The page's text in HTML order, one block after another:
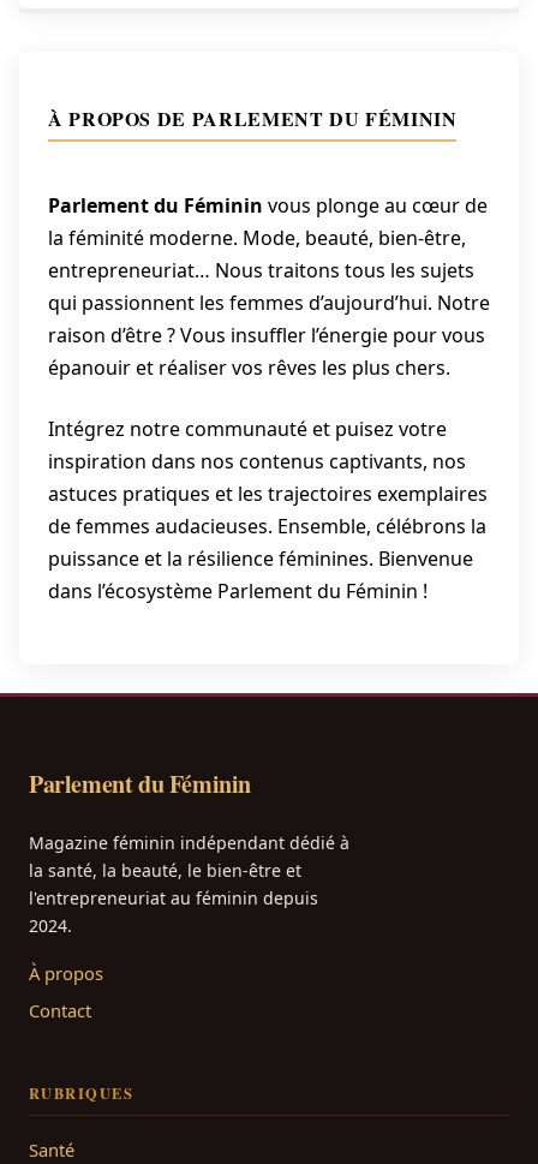
À PROPOS DE PARLEMENT DU FÉMININ
Parlement du Féminin vous plonge au cœur de
la féminité moderne. Mode, beauté, bien-être,
entrepreneuriat… Nous traitons tous les sujets
qui passionnent les femmes d’aujourd’hui. Notre
raison d’être ? Vous insuffler l’énergie pour vous
épanouir et réaliser vos rêves les plus chers.
Intégrez notre communauté et puisez votre
inspiration dans nos contenus captivants, nos
astuces pratiques et les trajectoires exemplaires
de femmes audacieuses. Ensemble, célébrons la
puissance et la résilience féminines. Bienvenue
dans l’écosystème Parlement du Féminin !
Parlement du Féminin
Magazine féminin indépendant dédié à
la santé, la beauté, le bien-être et
l'entrepreneuriat au féminin depuis
2024.
À propos
Contact
RUBRIQUES
Santé